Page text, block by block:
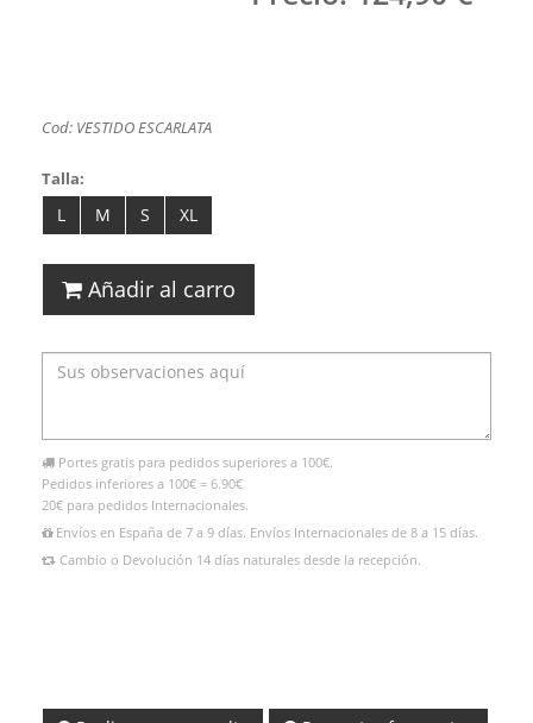
Cod: VESTIDO ESCARLATA
Talla:
L M S XL
Añadir al carro
Portes gratis para pedidos superiores a 100€.
Pedidos inferiores a 100€ = 6.90€
20€ para pedidos Internacionales.
Envíos en España de 7 a 9 días. Envíos Internacionales de 8 a 15 días.
Cambio o Devolución 14 días naturales desde la recepción.